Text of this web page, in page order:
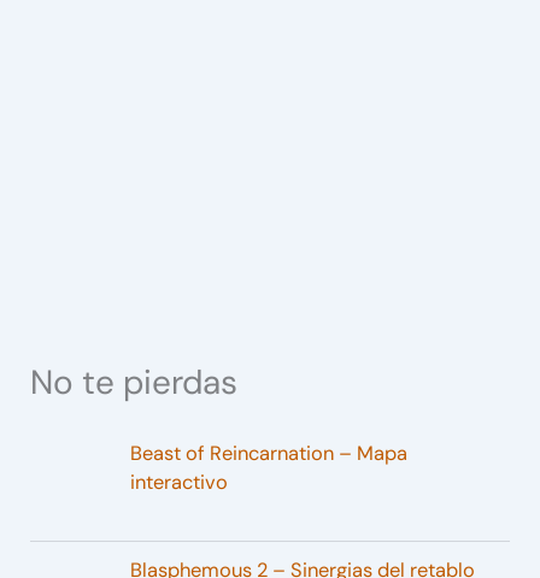
No te pierdas
Beast of Reincarnation – Mapa
interactivo
Blasphemous 2 – Sinergias del retablo